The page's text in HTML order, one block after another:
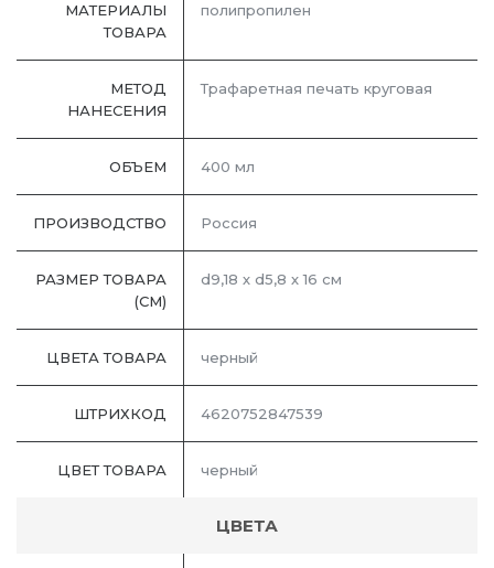
МАТЕРИАЛЫ
ТОВАРА
полипропилен
МЕТОД
НАНЕСЕНИЯ
Трафаретная печать круговая
ОБЪЕМ 400 мл
ПРОИЗВОДСТВО Россия
РАЗМЕР ТОВАРА
(СМ)
d9,18 х d5,8 х 16 см
ЦВЕТА ТОВАРА черный
ШТРИХКОД 4620752847539
ЦВЕТ ТОВАРА черный
ЦВЕТА